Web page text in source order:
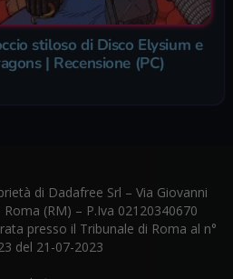
stiloso di Disco Elysium e
| Recensione (PC)
di Dadafree Srl – Via Giovanni
(RM) – P.Iva 02120340670
presso il Tribunale di Roma al n°
del 21-07-2023